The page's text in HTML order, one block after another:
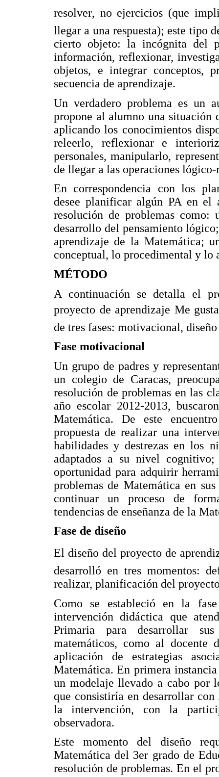
resolver, no ejercicios (que
llegar a una respuesta); este tipo
cierto objeto: la incógnita del
información, reflexionar,
objetos, e integrar conceptos,
secuencia de aprendizaje.
Un verdadero problema es un
propone al alumno una situación
aplicando los conocimientos
releerlo, reflexionar e
personales, manipularlo,
de llegar a las operaciones
En correspondencia con los
desee planificar algún PA en el
resolución de problemas como:
desarrollo del pensamiento
aprendizaje de la Matemática;
conceptual, lo procedimental y lo
MÉTODO
A continuación se detalla el
proyecto de aprendizaje Me
de tres fases: motivacional,
Fase motivacional
Un grupo de padres y
un colegio de Caracas,
resolución de problemas en las
año escolar 2012-2013,
Matemática. De este
propuesta de realizar una
habilidades y destrezas en los
adaptados a su nivel
oportunidad para adquirir
problemas de Matemática en
continuar un proceso de
tendencias de enseñanza de la
Fase de diseño
El diseño del proyecto de
desarrolló en tres momentos:
realizar, planificación del
Como se estableció en la
intervención didáctica que
Primaria para desarrollar
matemáticos, como al docente
aplicación de estrategias
Matemática. En primera
un modelaje llevado a cabo por
que consistiría en desarrollar
la intervención, con la
observadora.
Este momento del diseño
Matemática del 3er grado de
resolución de problemas. En el